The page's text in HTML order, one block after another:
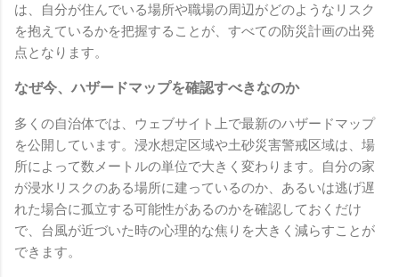
は、自分が住んでいる場所や職場の周辺がどのようなリスク
を抱えているかを把握することが、すべての防災計画の出発
点となります。
なぜ今、ハザードマップを確認すべきなのか
多くの自治体では、ウェブサイト上で最新のハザードマップ
を公開しています。浸水想定区域や土砂災害警戒区域は、場
所によって数メートルの単位で大きく変わります。自分の家
が浸水リスクのある場所に建っているのか、あるいは逃げ遅
れた場合に孤立する可能性があるのかを確認しておくだけ
で、台風が近づいた時の心理的な焦りを大きく減らすことが
できます。